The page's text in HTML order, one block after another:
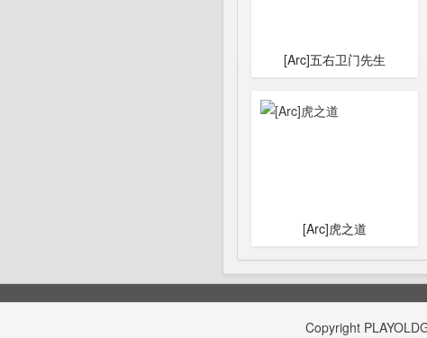
[Arc]五右卫门先生
[Arc]虎之道
Copyright